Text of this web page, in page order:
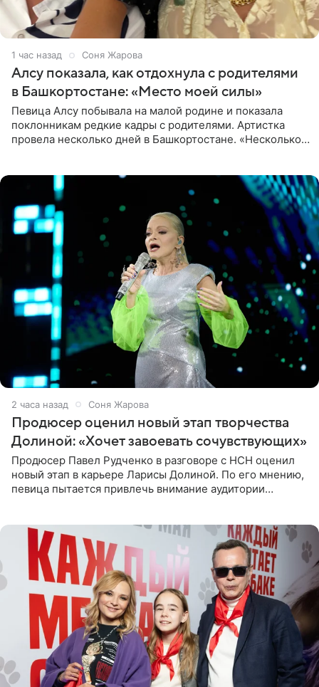
1 час назад Соня Жарова
Алсу показала, как отдохнула с родителями
в Башкортостане: «Место моей силы»
Певица Алсу побывала на малой родине и показала
поклонникам редкие кадры с родителями. Артистка
провела несколько дней в Башкортостане. «Несколько
2 часа назад Соня Жарова
Продюсер оценил новый этап творчества
Долиной: «Хочет завоевать сочувствующих»
Продюсер Павел Рудченко в разговоре с НСН оценил
новый этап в карьере Ларисы Долиной. По его мнению,
певица пытается привлечь внимание аудитории